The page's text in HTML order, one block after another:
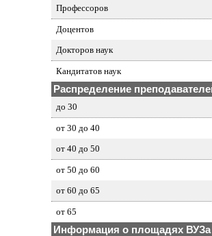
Профессоров
Доцентов
Докторов наук
Кандитатов наук
Распределение
до 30
от 30 до 40
от 40 до 50
от 50 до 60
от 60 до 65
от 65
Информация о площадях ВУЗа